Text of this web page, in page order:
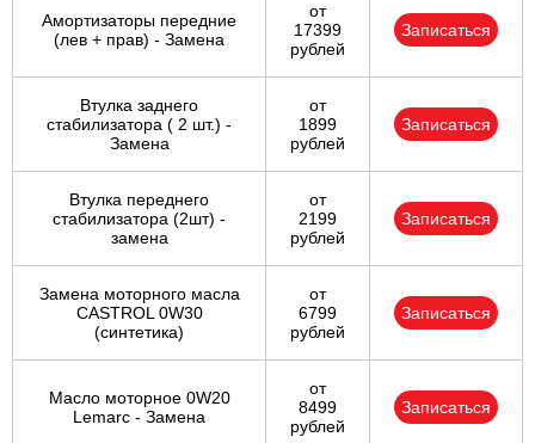
Амортизаторы передние
(лев + прав) - Замена
от
17399
рублей
Записаться
Втулка заднего
стабилизатора ( 2 шт.) -
Замена
от
1899
рублей
Записаться
Втулка переднего
стабилизатора (2шт) -
замена
от
2199
рублей
Записаться
Замена моторного масла
CASTROL 0W30
(синтетика)
от
6799
рублей
Записаться
Масло моторное 0W20
Lemarc - Замена
от
8499
рублей
Записаться